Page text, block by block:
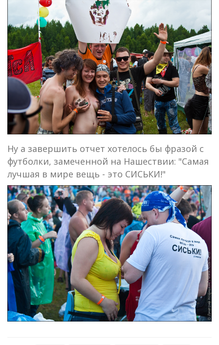
Ну а завершить отчет хотелось бы фразой с
футболки, замеченной на Нашествии: "Самая
лучшая в мире вещь - это СИСЬКИ!"